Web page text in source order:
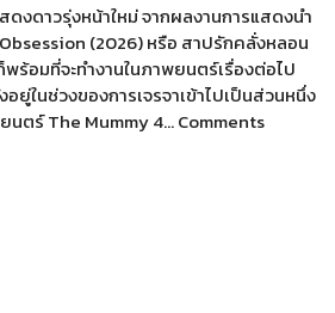
งดาวรุ่งหน้าใหม่ จากผลงานการแสดงนำ
(2026) หรือ สาปรักคลั่งหลอน
ร้อมที่จะทำงานในภาพยนตร์เรื่องต่อไป
ยู่ในช่วงของการเจรจาเข้าไปเป็นส่วนหนึ่ง
ตร์ The Mummy 4… Comments